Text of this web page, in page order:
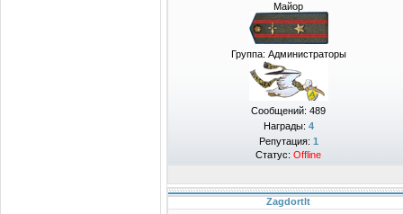
Майор
Группа: Администраторы
Сообщений: 489
Награды: 4
Репутация: 1
Статус: Offline
Zagdortlt